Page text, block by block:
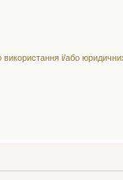
використання і/або